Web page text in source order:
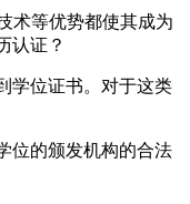
术等优势都使其成为
认证？
学位证书。对于这类
位的颁发机构的合法